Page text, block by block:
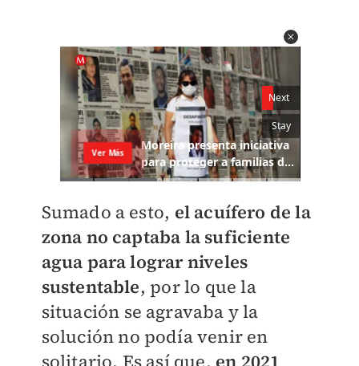
Sumado a esto, el acuífero de la
zona no captaba la suficiente
agua para lograr niveles
sustentable, por lo que la
situación se agravaba y la
solución no podía venir en